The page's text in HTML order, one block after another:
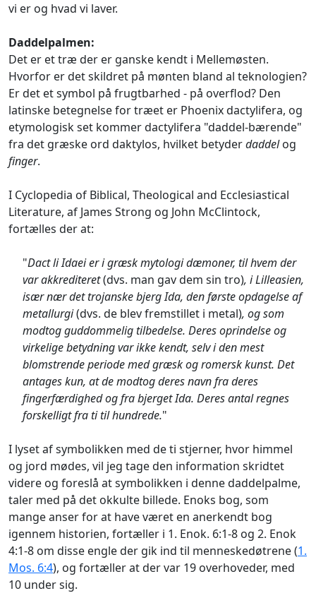
vi er og hvad vi laver.
Daddelpalmen:
Det er et træ der er ganske kendt i Mellemøsten.
Hvorfor er det skildret på mønten bland al teknologien?
Er det et symbol på frugtbarhed - på overflod? Den
latinske betegnelse for træet er Phoenix dactylifera, og
etymologisk set kommer dactylifera "daddel-bærende"
fra det græske ord daktylos, hvilket betyderdaddelog
finger.
I Cyclopedia of Biblical, Theological and Ecclesiastical
Literature, af James Strong og John McClintock,
fortælles der at:
"Dact li Idaei er i græsk mytologi dæmoner, til hvem der
var akkrediteret(dvs. man gav dem sin tro), i Lilleasien,
især nær det trojanske bjerg Ida, den første opdagelse af
metallurgi(dvs. de blev fremstillet i metal), og som
modtog guddommelig tilbedelse. Deres oprindelse og
virkelige betydning var ikke kendt, selv i den mest
blomstrende periode med græsk og romersk kunst. Det
antages kun, at de modtog deres navn fra deres
fingerfærdighed og fra bjerget Ida. Deres antal regnes
forskelligt fra ti til hundrede."
I lyset af symbolikken med de ti stjerner, hvor himmel
og jord mødes, vil jeg tage den information skridtet
videre og foreslå at symbolikken i denne daddelpalme,
taler med på det okkulte billede. Enoks bog, som
mange anser for at have været en anerkendt bog
igennem historien, fortæller i 1. Enok. 6:1-8 og 2. Enok
4:1-8 om disse engle der gik ind til menneskedøtrene (1.
Mos. 6:4), og fortæller at der var 19 overhoveder, med
10 under sig.